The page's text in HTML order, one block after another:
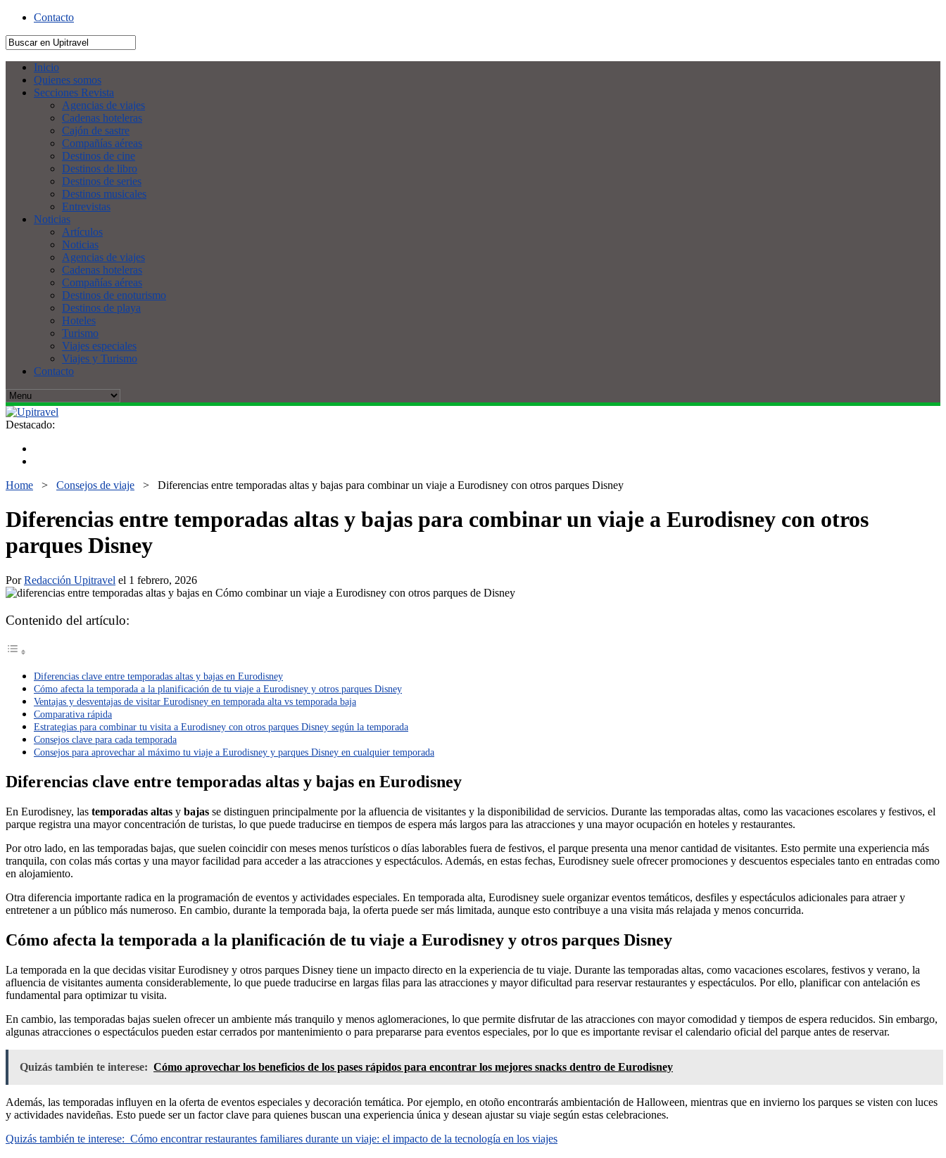
Contacto
Inicio
Quienes somos
Secciones Revista
Agencias de viajes
Cadenas hoteleras
Cajón de sastre
Compañías aéreas
Destinos de cine
Destinos de libro
Destinos de series
Destinos musicales
Entrevistas
Noticias
Artículos
Noticias
Agencias de viajes
Cadenas hoteleras
Compañías aéreas
Destinos de enoturismo
Destinos de playa
Hoteles
Turismo
Viajes especiales
Viajes y Turismo
Contacto
Destacado:
Home > Consejos de viaje > Diferencias entre temporadas altas y bajas para combinar un viaje a Eurodisney con otros parques Disney
Diferencias entre temporadas altas y bajas para combinar un viaje a Eurodisney con otros
parques Disney
PorRedacción Upitravel el 1 febrero, 2026
Contenido del artículo:
Diferencias clave entre temporadas altas y bajas en Eurodisney
Cómo afecta la temporada a la planificación de tu viaje a Eurodisney y otros parques Disney
Ventajas y desventajas de visitar Eurodisney en temporada alta vs temporada baja
Comparativa rápida
Estrategias para combinar tu visita a Eurodisney con otros parques Disney según la temporada
Consejos clave para cada temporada
Consejos para aprovechar al máximo tu viaje a Eurodisney y parques Disney en cualquier temporada
Diferencias clave entre temporadas altas y bajas en Eurodisney
En Eurodisney, las temporadas altas y bajas se distinguen principalmente por la afluencia de visitantes y la disponibilidad de servicios. Durante las temporadas altas, como las vacaciones escolares y festivos, el
parque registra una mayor concentración de turistas, lo que puede traducirse en tiempos de espera más largos para las atracciones y una mayor ocupación en hoteles y restaurantes.
Por otro lado, en las temporadas bajas, que suelen coincidir con meses menos turísticos o días laborables fuera de festivos, el parque presenta una menor cantidad de visitantes. Esto permite una experiencia más
tranquila, con colas más cortas y una mayor facilidad para acceder a las atracciones y espectáculos. Además, en estas fechas, Eurodisney suele ofrecer promociones y descuentos especiales tanto en entradas como
en alojamiento.
Otra diferencia importante radica en la programación de eventos y actividades especiales. En temporada alta, Eurodisney suele organizar eventos temáticos, desfiles y espectáculos adicionales para atraer y
entretener a un público más numeroso. En cambio, durante la temporada baja, la oferta puede ser más limitada, aunque esto contribuye a una visita más relajada y menos concurrida.
Cómo afecta la temporada a la planificación de tu viaje a Eurodisney y otros parques Disney
La temporada en la que decidas visitar Eurodisney y otros parques Disney tiene un impacto directo en la experiencia de tu viaje. Durante las temporadas altas, como vacaciones escolares, festivos y verano, la
afluencia de visitantes aumenta considerablemente, lo que puede traducirse en largas filas para las atracciones y mayor dificultad para reservar restaurantes y espectáculos. Por ello, planificar con antelación es
fundamental para optimizar tu visita.
En cambio, las temporadas bajas suelen ofrecer un ambiente más tranquilo y menos aglomeraciones, lo que permite disfrutar de las atracciones con mayor comodidad y tiempos de espera reducidos. Sin embargo,
algunas atracciones o espectáculos pueden estar cerrados por mantenimiento o para prepararse para eventos especiales, por lo que es importante revisar el calendario oficial del parque antes de reservar.
Quizás también te interese: Cómo aprovechar los beneficios de los pases rápidos para encontrar los mejores snacks dentro de Eurodisney
Además, las temporadas influyen en la oferta de eventos especiales y decoración temática. Por ejemplo, en otoño encontrarás ambientación de Halloween, mientras que en invierno los parques se visten con luces
y actividades navideñas. Esto puede ser un factor clave para quienes buscan una experiencia única y desean ajustar su viaje según estas celebraciones.
Quizás también te interese: Cómo encontrar restaurantes familiares durante un viaje: el impacto de la tecnología en los viajes